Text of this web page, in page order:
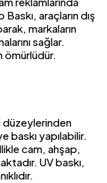
araçların dış
markaların
sağlar.
ömürlüdür.
düzeylerinden
baskı yapılabilir.
cam, ahşap,
UV baskı,